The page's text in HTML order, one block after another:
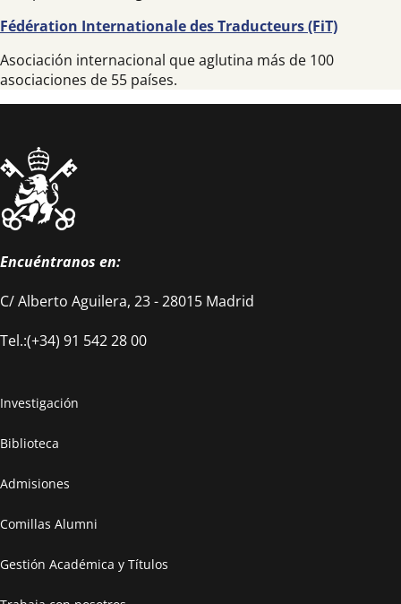
Fédération Internationale des Traducteurs (FiT)
Asociación internacional que aglutina más de 100
asociaciones de 55 países.
Encuéntranos en:
C/ Alberto Aguilera, 23 - 28015 Madrid
Tel.:(+34) 91 542 28 00
Investigación
Biblioteca
Admisiones
Comillas Alumni
Gestión Académica y Títulos